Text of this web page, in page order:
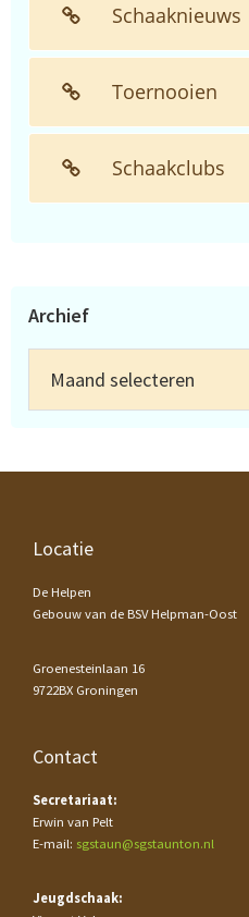
Schaaknieuws
Toernooien
Schaakclubs
Archief
Footer
Locatie
De Helpen
Gebouw van de BSV Helpman-Oost
Groenesteinlaan 16
9722BX Groningen
Contact
Secretariaat:
Erwin van Pelt
E-mail: sgstaun@sgstaunton.nl
Jeugdschaak: